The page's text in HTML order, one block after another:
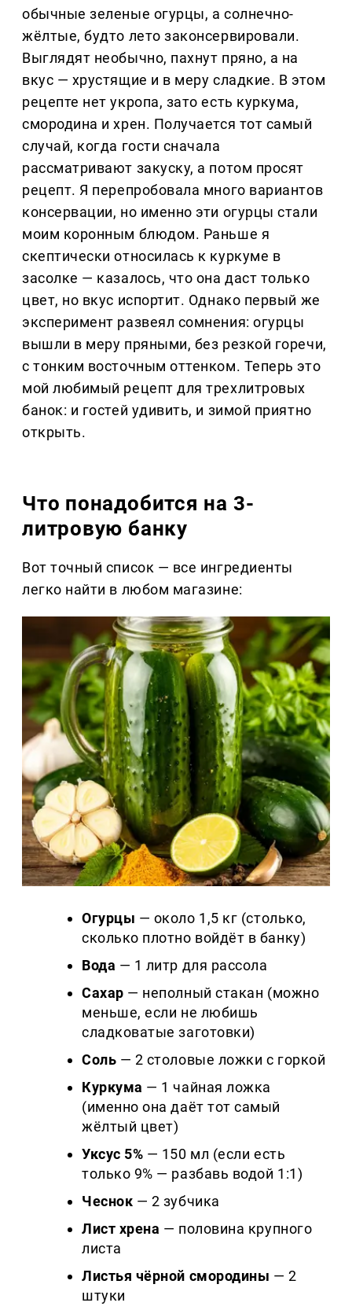
обычные зеленые огурцы, а солнечно-
жёлтые, будто лето законсервировали.
Выглядят необычно, пахнут пряно, а на
вкус — хрустящие и в меру сладкие. В этом
рецепте нет укропа, зато есть куркума,
смородина и хрен. Получается тот самый
случай, когда гости сначала
рассматривают закуску, а потом просят
рецепт. Я перепробовала много вариантов
консервации, но именно эти огурцы стали
моим коронным блюдом. Раньше я
скептически относилась к куркуме в
засолке — казалось, что она даст только
цвет, но вкус испортит. Однако первый же
эксперимент развеял сомнения: огурцы
вышли в меру пряными, без резкой горечи,
с тонким восточным оттенком. Теперь это
мой любимый рецепт для трехлитровых
банок: и гостей удивить, и зимой приятно
открыть.
Что понадобится на 3-
литровую банку
Вот точный список — все ингредиенты
легко найти в любом магазине:
Огурцы — около 1,5 кг (столько,
сколько плотно войдёт в банку)
Вода — 1 литр для рассола
Сахар — неполный стакан (можно
меньше, если не любишь
сладковатые заготовки)
Соль — 2 столовые ложки с горкой
Куркума — 1 чайная ложка
(именно она даёт тот самый
жёлтый цвет)
Уксус 5% — 150 мл (если есть
только 9% — разбавь водой 1:1)
Чеснок — 2 зубчика
Лист хрена — половина крупного
листа
Листья чёрной смородины — 2
штуки